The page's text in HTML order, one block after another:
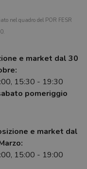
nel quadro del POR FESR
e market dal 30
15:30 - 19:30
pomeriggio
e market dal
15:00 - 19:00